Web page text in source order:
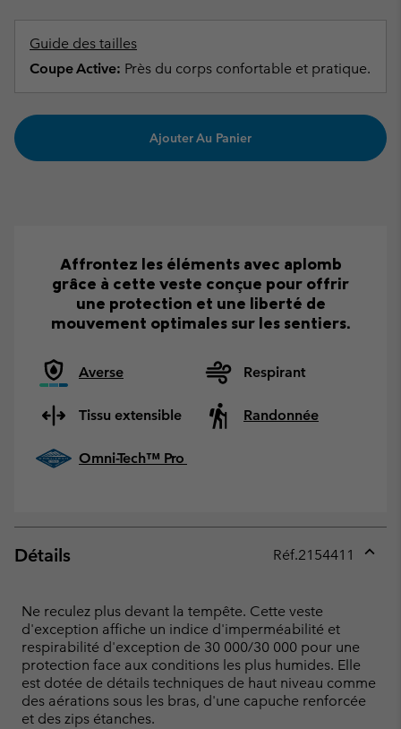
Guide des tailles
Coupe Active: Près du corps confortable et pratique.
Ajouter Au Panier
Affrontez les éléments avec aplomb
grâce à cette veste conçue pour offrir
une protection et une liberté de
mouvement optimales sur les sentiers.
Averse Respirant
Tissu extensible Randonnée
Omni-Tech™ Pro
Détails Réf.2154411
Ne reculez plus devant la tempête. Cette veste
d'exception affiche un indice d'imperméabilité et
respirabilité d'exception de 30 000/30 000 pour une
protection face aux conditions les plus humides. Elle
est dotée de détails techniques de haut niveau comme
des aérations sous les bras, d'une capuche renforcée
et des zips étanches.